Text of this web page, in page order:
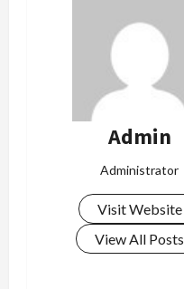
Admin
Administrator
Visit Website
View All Posts